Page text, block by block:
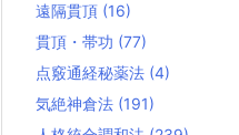
遠隔貫頂 (16)
貫頂・帯功 (77)
点竅通経秘薬法 (4)
気絶神倉法 (191)